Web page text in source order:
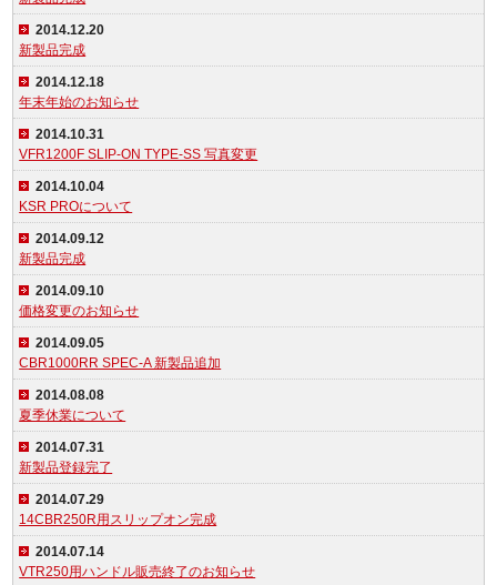
2014.12.20
新製品完成
2014.12.18
年末年始のお知らせ
2014.10.31
VFR1200F SLIP-ON TYPE-SS 写真変更
2014.10.04
KSR PROについて
2014.09.12
新製品完成
2014.09.10
価格変更のお知らせ
2014.09.05
CBR1000RR SPEC-A 新製品追加
2014.08.08
夏季休業について
2014.07.31
新製品登録完了
2014.07.29
14CBR250R用スリップオン完成
2014.07.14
VTR250用ハンドル販売終了のお知らせ